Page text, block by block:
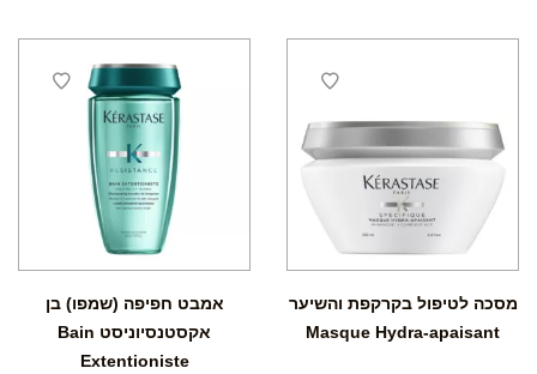
מסכה לטיפול בקרקפת והשיער
Masque Hydra-apaisant
אמבט חפיפה (שמפו) בן
אקסטנסיוניסט Bain
Extentioniste